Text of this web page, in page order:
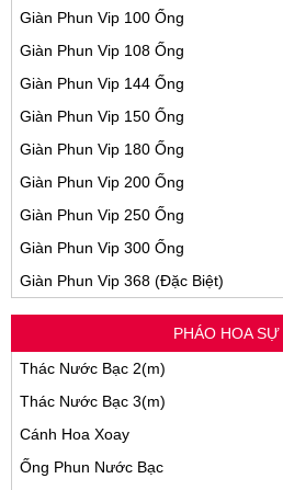
Giàn Phun Vip 100 Ống
Giàn Phun Vip 108 Ống
Giàn Phun Vip 144 Ống
Giàn Phun Vip 150 Ống
Giàn Phun Vip 180 Ống
Giàn Phun Vip 200 Ống
Giàn Phun Vip 250 Ống
Giàn Phun Vip 300 Ống
Giàn Phun Vip 368 (Đặc Biệt)
PHÁO HOA SỰ
Thác Nước Bạc 2(m)
Thác Nước Bạc 3(m)
Cánh Hoa Xoay
Ống Phun Nước Bạc